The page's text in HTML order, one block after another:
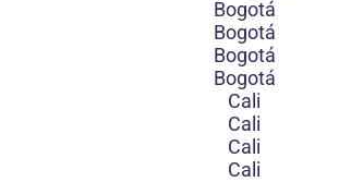
Bogotá
Bogotá
Bogotá
Bogotá
Cali
Cali
Cali
Cali